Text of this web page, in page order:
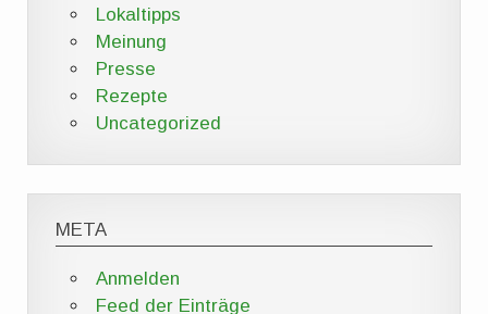
Lokaltipps
Meinung
Presse
Rezepte
Uncategorized
META
Anmelden
Feed der Einträge